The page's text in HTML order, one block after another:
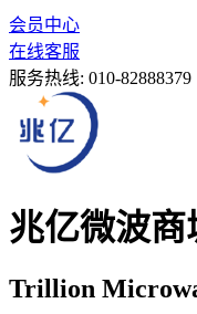
会员中心
在线客服
服务热线: 010-
兆亿微波商
Trillion